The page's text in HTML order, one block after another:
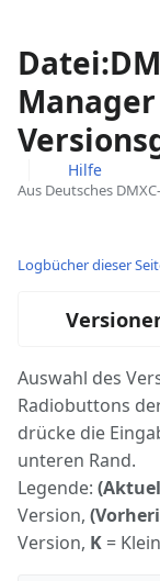
Hilfe
Aus Deutsches
Logbücher dieser
Auswahl des
Radiobuttons
drücke die
unteren Rand.
Legende:
Version,
Version, K =